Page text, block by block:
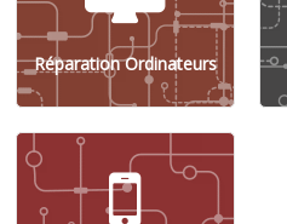
Réparation Ordinateurs